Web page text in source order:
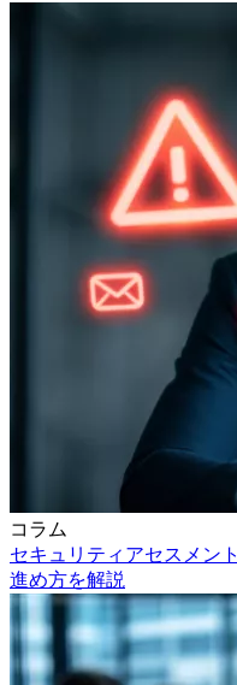
コラム
セキュリティアセスメン
進め方を解説